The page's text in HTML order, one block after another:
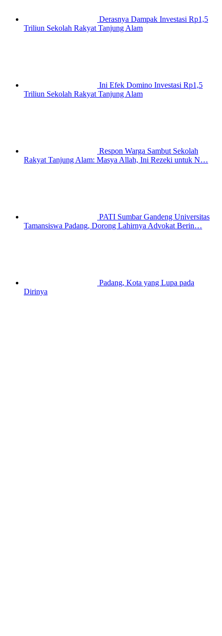
Derasnya Dampak Investasi Rp1,5
Triliun Sekolah Rakyat Tanjung Alam
Ini Efek Domino Investasi Rp1,5
Triliun Sekolah Rakyat Tanjung Alam
Respon Warga Sambut Sekolah
Rakyat Tanjung Alam: Masya Allah, Ini Rezeki untuk N…
PATI Sumbar Gandeng Universitas
Tamansiswa Padang, Dorong Lahirnya Advokat Berin…
Padang, Kota yang Lupa pada
Dirinya